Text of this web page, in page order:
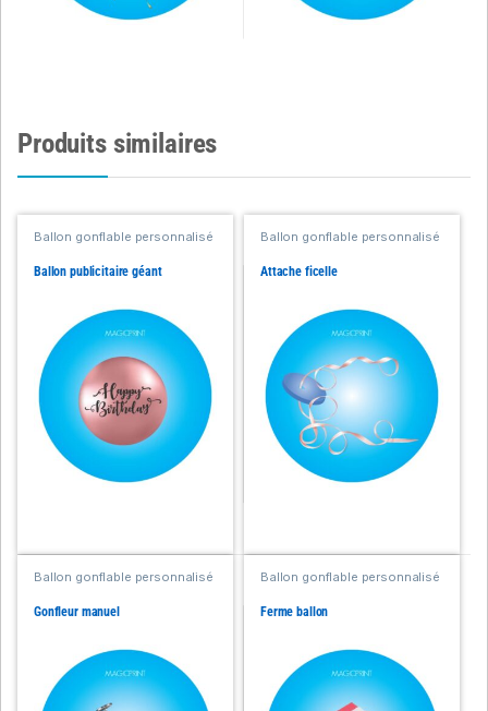
Produits similaires
Ballon gonflable personnalisé
Ballon publicitaire géant
Ballon gonflable personnalisé
Attache ficelle
Ballon gonflable personnalisé
Gonfleur manuel
Ballon gonflable personnalisé
Ferme ballon